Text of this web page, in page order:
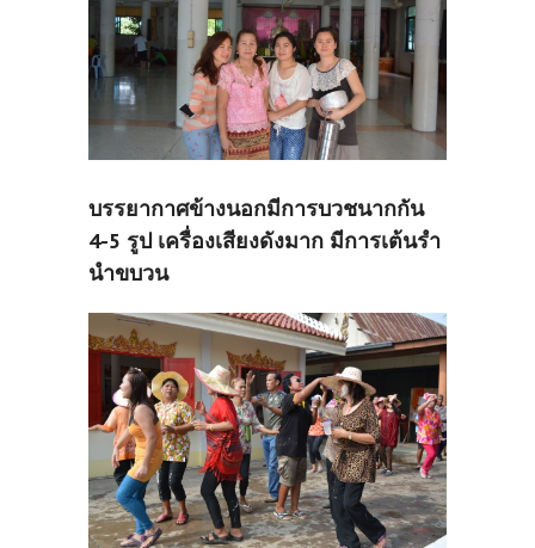
บรรยากาศข้างนอกมีการบวชนากกัน
4-5 รูป เครื่องเสียงดังมาก มีการเต้นรำ
นำขบวน